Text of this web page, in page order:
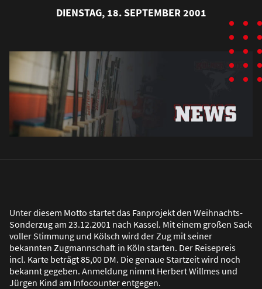
DIENSTAG, 18. SEPTEMBER 2001
Unter diesem Motto startet das Fanprojekt den Weihnachts-
Sonderzug am 23.12.2001 nach Kassel. Mit einem großen Sack
voller Stimmung und Kölsch wird der Zug mit seiner
bekannten Zugmannschaft in Köln starten. Der Reisepreis
incl. Karte beträgt 85,00 DM. Die genaue Startzeit wird noch
bekannt gegeben. Anmeldung nimmt Herbert Willmes und
Jürgen Kind am Infocounter entgegen.